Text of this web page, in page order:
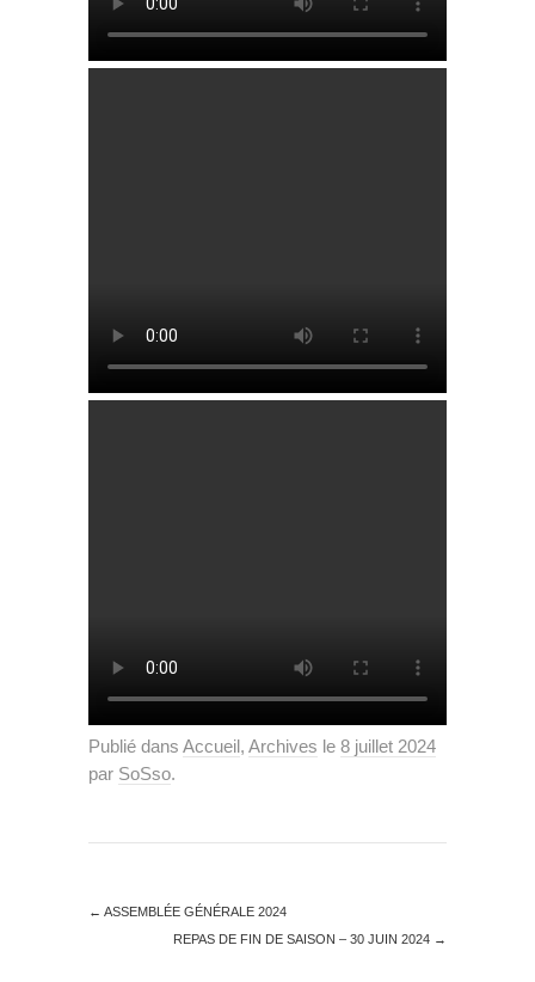
Publié dans Accueil, Archives le 8 juillet 2024
par SoSso.
← ASSEMBLÉE GÉNÉRALE 2024
REPAS DE FIN DE SAISON – 30 JUIN 2024 →